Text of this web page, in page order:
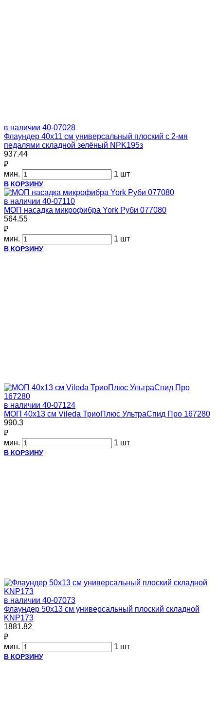
в наличии 40-07028
Флаундер 40х11 см универсальный плоский с 2-мя
педалями складной зелёный NPK195з
937.44
₽
мин.
1 шт
В КОРЗИНУ
в наличии 40-07110
МОП насадка микрофибра York Руби 077080
564.55
₽
мин.
1 шт
В КОРЗИНУ
в наличии 40-07124
МОП 40х13 см Vileda ТриоПлюс УльтраСпид Про 167280
990.3
₽
мин.
1 шт
В КОРЗИНУ
в наличии 40-07073
Флаундер 50х13 см универсальный плоский складной
KNP173
1881.82
₽
мин.
1 шт
В КОРЗИНУ